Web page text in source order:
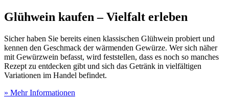
Glühwein kaufen – Vielfalt erleben
Sicher haben Sie bereits einen klassischen Glühwein probiert und
kennen den Geschmack der wärmenden Gewürze. Wer sich näher
mit Gewürzwein befasst, wird feststellen, dass es noch so manches
Rezept zu entdecken gibt und sich das Getränk in vielfältigen
Variationen im Handel befindet.
» Mehr Informationen